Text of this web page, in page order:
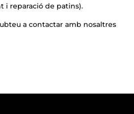
i reparació de patins).
a contactar amb nosaltres